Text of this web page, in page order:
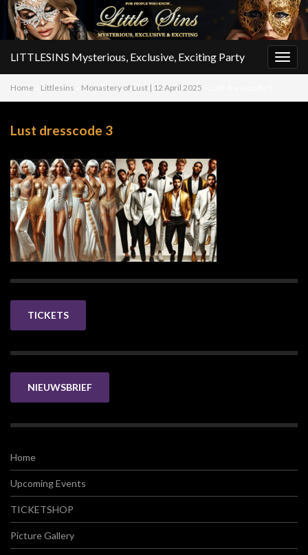
LITTLESINS Mysterious, Exclusive, Exciting Party
Home Littlesins Monastery of Lust | 12 April 2025
Lust dresscode 3
TICKETS
NIEUWSBRIEF
Home
Upcoming Events
TICKETSHOP
Picture Gallery